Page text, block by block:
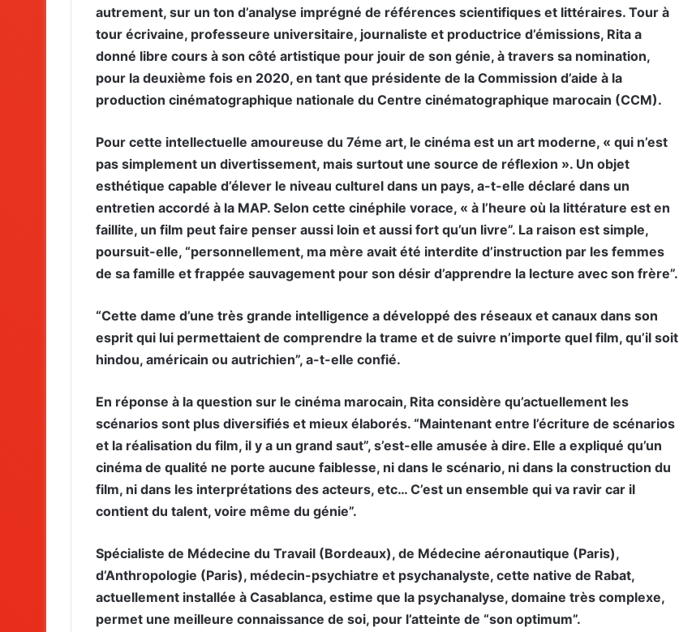
autrement, sur un ton d’analyse imprégné de références scientifiques et littéraires. Tour à
tour écrivaine, professeure universitaire, journaliste et productrice d’émissions, Rita a
donné libre cours à son côté artistique pour jouir de son génie, à travers sa nomination,
pour la deuxième fois en 2020, en tant que présidente de la Commission d’aide à la
production cinématographique nationale du Centre cinématographique marocain (CCM).
Pour cette intellectuelle amoureuse du 7éme art, le cinéma est un art moderne, « qui n’est
pas simplement un divertissement, mais surtout une source de réflexion ». Un objet
esthétique capable d’élever le niveau culturel dans un pays, a-t-elle déclaré dans un
entretien accordé à la MAP. Selon cette cinéphile vorace, « à l’heure où la littérature est en
faillite, un film peut faire penser aussi loin et aussi fort qu’un livre”. La raison est simple,
poursuit-elle, “personnellement, ma mère avait été interdite d’instruction par les femmes
de sa famille et frappée sauvagement pour son désir d’apprendre la lecture avec son frère”.
“Cette dame d’une très grande intelligence a développé des réseaux et canaux dans son
esprit qui lui permettaient de comprendre la trame et de suivre n’importe quel film, qu’il soit
hindou, américain ou autrichien”, a-t-elle confié.
En réponse à la question sur le cinéma marocain, Rita considère qu’actuellement les
scénarios sont plus diversifiés et mieux élaborés. “Maintenant entre l’écriture de scénarios
et la réalisation du film, il y a un grand saut”, s’est-elle amusée à dire. Elle a expliqué qu’un
cinéma de qualité ne porte aucune faiblesse, ni dans le scénario, ni dans la construction du
film, ni dans les interprétations des acteurs, etc… C’est un ensemble qui va ravir car il
contient du talent, voire même du génie”.
Spécialiste de Médecine du Travail (Bordeaux), de Médecine aéronautique (Paris),
d’Anthropologie (Paris), médecin-psychiatre et psychanalyste, cette native de Rabat,
actuellement installée à Casablanca, estime que la psychanalyse, domaine très complexe,
permet une meilleure connaissance de soi, pour l’atteinte de “son optimum”.